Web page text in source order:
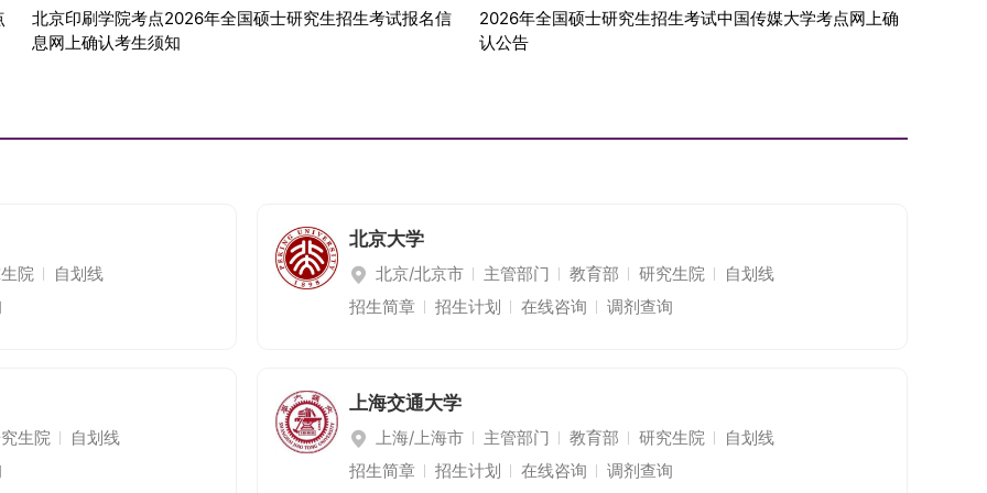
学的考生还需关注这些事项
北京印刷学院考点2026年全国硕士研究生招生考试报名信
息网上确认考生须知
2026年全国硕士研究生招生考试中国传媒大学考点网上确
认公告
院
自划线
北京大学
北京/北京市 主管部门 教育部 研究生院
自划线
招生简章
招生计划 在线咨询 调剂查询
生院
自划线
上海交通大学
上海/上海市 主管部门 教育部 研究生院
自划线
招生简章
招生计划 在线咨询 调剂查询